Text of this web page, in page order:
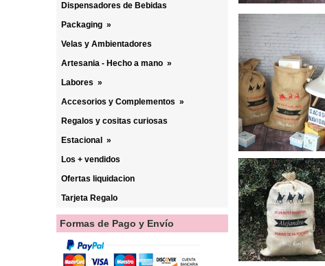
Dispensadores de Bebidas
Packaging »
Velas y Ambientadores
Artesania - Hecho a mano »
Labores »
Accesorios y Complementos »
Regalos y cositas curiosas
Estacional
»
Los + vendidos
Ofertas liquidacion
Tarjeta Regalo
Formas de Pago y Envío